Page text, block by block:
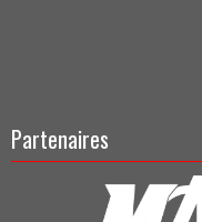
Partenaires